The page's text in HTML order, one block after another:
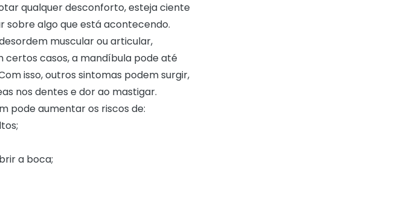
qualquer desconforto, esteja ciente
sobre algo que está acontecendo.
muscular ou articular,
certos casos, a mandíbula pode até
isso, outros sintomas podem surgir,
nos dentes e dor ao mastigar.
pode aumentar os riscos de:
a boca;